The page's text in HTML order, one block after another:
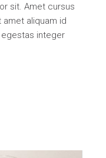
sit. Amet cursus
aliquam id
integer